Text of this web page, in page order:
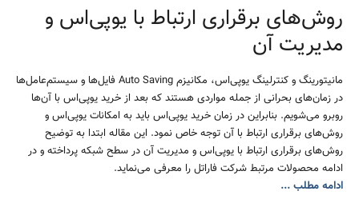
روش‌های برقراری ارتباط با یوپی‌اس و
مدیریت آن
مانیتورینگ و کنترلینگ یوپی‌اس، مکانیزم Auto Saving فایل‌ها و سیستم‌عامل‌ها
در زمان‌های بحرانی از جمله مواردی هستند که بعد از خرید یوپی‌اس با آن‌ها
روبرو می‌شویم. بنابراین در زمان خرید یوپی‌اس باید به امکانات یوپی‌اس و
روش‌های برقراری ارتباط با آن توجه خاص نمود. این مقاله ابتدا به توضیح
روش‌های برقراری ارتباط با یوپی‌اس و مدیریت آن در سطح شبکه پرداخته و در
ادامه محصولات مرتبط شرکت فاراتل را معرفی می‌نماید.
ادامه مطلب ...